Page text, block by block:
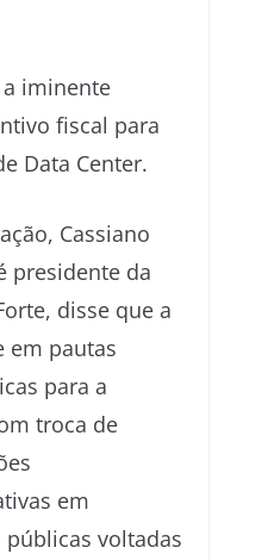
iminente
fiscal para
Data Center.
Cassiano
presidente da
disse que a
em pautas
para a
troca de
em
voltadas